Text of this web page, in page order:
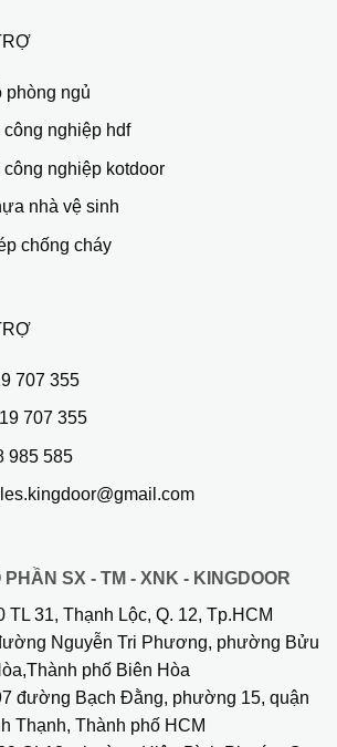
phòng ngủ
nghiệp hdf
công nghiệp kotdoor
nhà vệ sinh
chống cháy
707 355
707 355
985 585
PHẦN SX - TM - XNK - KINGDOOR
TL 31, Thạnh Lộc, Q. 12, Tp.HCM
Nguyễn Tri Phương, phường Bửu
phố Biên Hòa
đường Bạch Đằng, phường 15, quận
Thạnh, Thành phố HCM